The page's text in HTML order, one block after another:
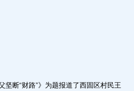
断“财路”》为题报道了西固区村民王